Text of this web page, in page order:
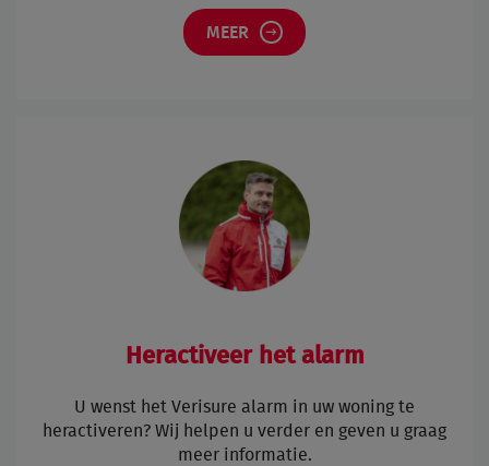
MEER
Heractiveer het alarm
U wenst het Verisure alarm in uw woning te
heractiveren? Wij helpen u verder en geven u graag
meer informatie.